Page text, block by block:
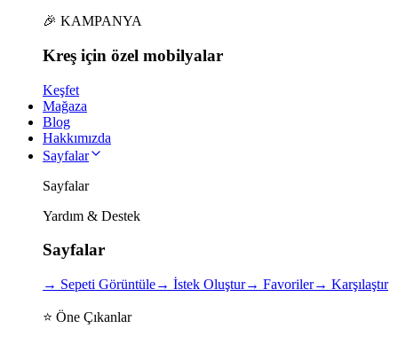
🎉 KAMPANYA
Kreş için özel mobilyalar
Keşfet
Mağaza
Blog
Hakkımızda
Sayfalar
Sayfalar
Yardım & Destek
Sayfalar
→ Sepeti Görüntüle→ İstek Oluştur→ Favoriler→ Karşılaştır
⭐ Öne Çıkanlar